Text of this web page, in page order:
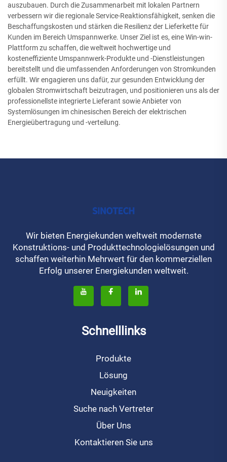
auszubauen. Durch die Zusammenarbeit mit lokalen Partnern
verbessern wir die regionale Service-Reaktionsfähigkeit, senken die
Beschaffungskosten und stärken die Resilienz der Lieferkette für
Kunden im Bereich Umspannwerke. Unser Ziel ist es, eine Win-win-
Plattform zu schaffen, die weltweit hochwertige und
kosteneffiziente Umspannwerk-Produkte und -Dienstleistungen
bereitstellt und die umfassenden Anforderungen von Stromkunden
erfüllt. Wir engagieren uns dafür, zur gesunden Entwicklung der
globalen Stromwirtschaft beizutragen, und positionieren uns als der
professionellste integrierte Lieferant sowie Anbieter von
Systemlösungen im chinesischen Bereich der elektrischen
Energieübertragung und -verteilung.
Wir bieten Energiekunden weltweit modernste
Konstruktions- und Produkttechnologielösungen und
schaffen weiterhin Mehrwert für den kommerziellen
Erfolg unserer Energiekunden weltweit.
Schnelllinks
Produkte
Lösung
Neuigkeiten
Suche nach Vertreter
Über Uns
Kontaktieren Sie uns